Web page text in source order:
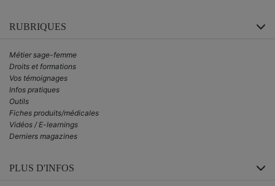
RUBRIQUES
Métier sage-femme
Droits et formations
Vos témoignages
Infos pratiques
Outils
Fiches produits/médicales
Vidéos / E-learnings
Derniers magazines
PLUS D'INFOS